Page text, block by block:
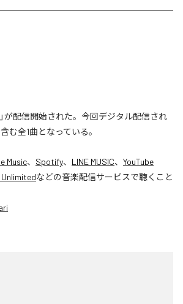
が配信開始された。今回デジタル配信され
む全1曲となっている。
Music、 Spotify、 LINE MUSIC、 YouTube
Unlimitedなどの音楽配信サービスで聴くこと